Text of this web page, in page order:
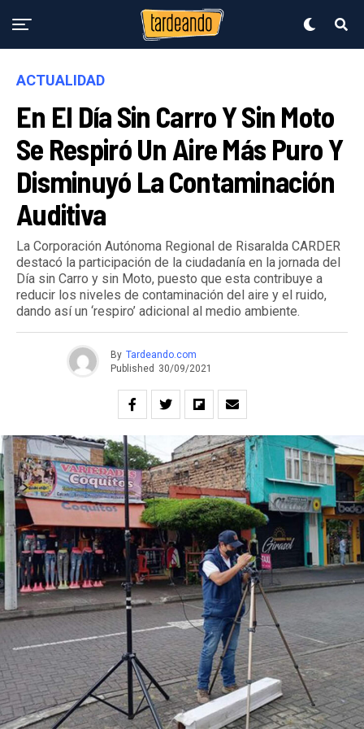
ACTUALIDAD
En El Día Sin Carro Y Sin Moto
Se Respiró Un Aire Más Puro Y
Disminuyó La Contaminación
Auditiva
La Corporación Autónoma Regional de Risaralda CARDER
destacó la participación de la ciudadanía en la jornada del
Día sin Carro y sin Moto, puesto que esta contribuye a
reducir los niveles de contaminación del aire y el ruido,
dando así un ‘respiro’ adicional al medio ambiente.
By Tardeando.com
Published 30/09/2021